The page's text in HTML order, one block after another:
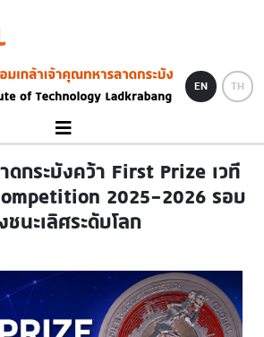
EN TH
ดกระบังคว้า First Prize เวที
2025-2026 รอบ
ชนะเลิศระดับโลก